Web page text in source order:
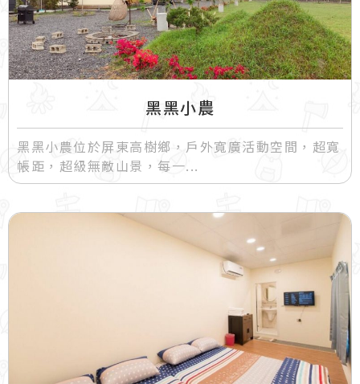
黑黑小農
黑黑小農位於屏東高樹鄉，戶外寬廣活動空間，超寬
帳距，超級無敵山景，每一